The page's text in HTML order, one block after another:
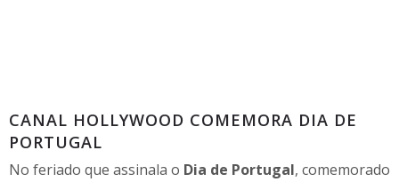
CANAL HOLLYWOOD COMEMORA DIA DE
PORTUGAL
No feriado que assinala o Dia de Portugal, comemorado